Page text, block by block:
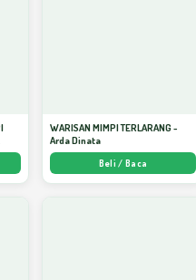
WARISAN MIMPI TERLARANG -
Arda Dinata
Beli / Baca